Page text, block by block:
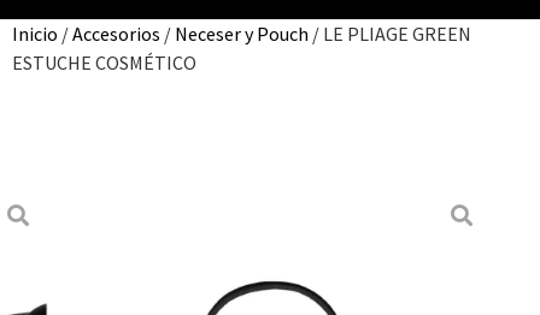
Inicio /Accesorios / Neceser y Pouch / LE PLIAGE GREEN
ESTUCHE COSMÉTICO